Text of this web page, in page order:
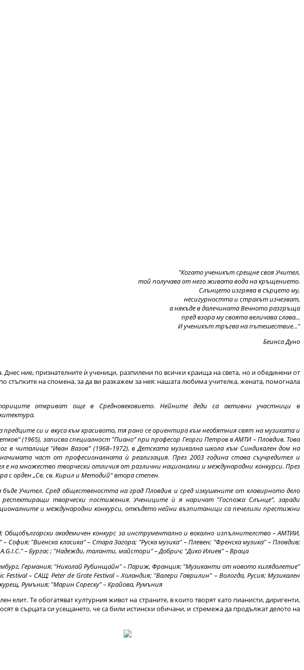
"Когато ученикът срещне своя Учител,
той получава от него живата вода на кръщението.
Слънцето изгрява в сърцето му,
несигурността и страхът изчезват,
а някъде в далечината Вечното разгръща
пред взора му своята величава слава...
И ученикът тръгва на пътешествие..."
Беинса Дуно
ние, признателните ѝ ученици, разпилени по всички краища на света, но и обединени от
на спомена, за да ви разкажем за нея: нашата любима учителка, жената, помогнала
откриват още в Средновековието. Нейните деди са активни участници в
си и вкуса към красивото, тя рано се ориентира към необятния свят на музиката и
(1965), записва специалност "Пиано” при професор Георги Петров в АМТИ – Пловдив. Това
в читалище "Иван Вазов” (1968–1972), в Детската музикална школа към Синдикален дом на
част от професионалната ѝ реализация. През 2003 година става съучредител и
на множество творчески отличия от различни национални и международни конкурси. През
с орден „Св. св. Кирил и Методий“ втора степен.
бъде Учител. Сред обществеността на град Пловдив и сред изкушените от клавирното дело
творчески постижения. Учениците ѝ я наричат "Госпожа Слънце”, заради
и международни конкурси, откъдето нейни възпитаници са печелили престижни
академичен конкурс за инструментално и вокално изпълнителство – АМТИИ,
"Виенска класика" – Стара Загора; "Руска музика" – Плевен; "Френска музика" – Пловдив;
– Бургас ; "Надежди, таланти, майстори" – Добрич; "Дико Илиев" – Враца
Германия; "Николай Рубинщайн" – Париж, Франция; "Музиканти от новото хилядолетие"
– САЩ; Peter de Grote Festival – Холандия; "Валери Гаврилин" – Вологда, Русия; Музикален
Румъния; "Марин Сореску" – Крайова, Румъния
Те обогатяват културния живот на страните, в които творят като пианисти, диригенти,
в сърцата си усещането, че са били истински обичани, и стремежа да продължат делото на